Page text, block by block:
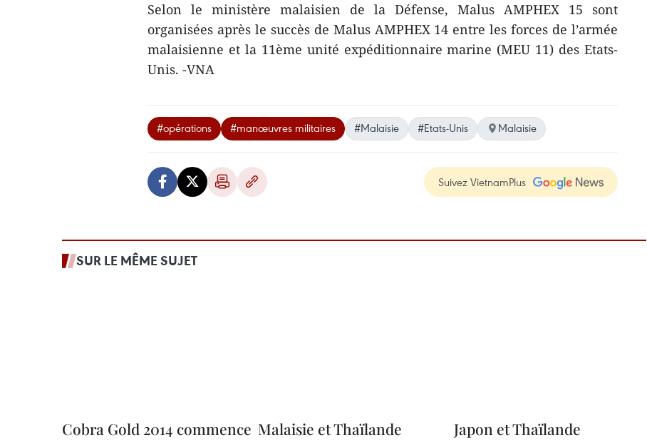
Selon le ministère malaisien de la Défense, Malus AMPHEX 15 sont
organisées après le succès de Malus AMPHEX 14 entre les forces de l’armée
malaisienne et la 11ème unité expéditionnaire marine (MEU 11) des Etats-
Unis. -VNA
#opérations #manœuvres militaires #Malaisie #Etats-Unis Malaisie
Suivez VietnamPlus
SUR LE MÊME SUJET
Cobra Gold 2014 commence Malaisie et Thaïlande
Japon et Thaïlande